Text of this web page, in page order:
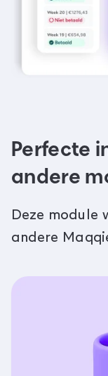
Perfecte
andere
Deze module
andere